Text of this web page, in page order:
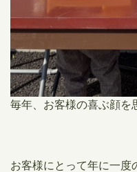
毎年、お客様の喜ぶ顔を
お客様にとって年に一度